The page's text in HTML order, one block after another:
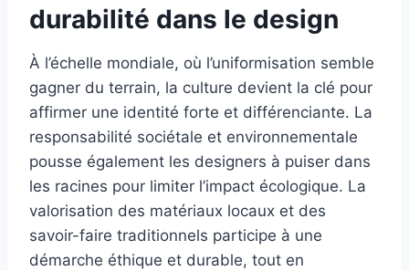
durabilité dans le design
À l’échelle mondiale, où l’uniformisation semble
gagner du terrain, la culture devient la clé pour
affirmer une identité forte et différenciante. La
responsabilité sociétale et environnementale
pousse également les designers à puiser dans
les racines pour limiter l’impact écologique. La
valorisation des matériaux locaux et des
savoir-faire traditionnels participe à une
démarche éthique et durable, tout en